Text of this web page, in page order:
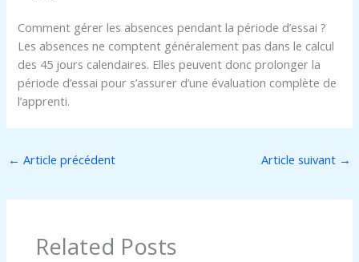
Comment gérer les absences pendant la période d’essai ?
Les absences ne comptent généralement pas dans le calcul
des 45 jours calendaires. Elles peuvent donc prolonger la
période d’essai pour s’assurer d’une évaluation complète de
l’apprenti.
← Article précédent Article suivant →
Related Posts